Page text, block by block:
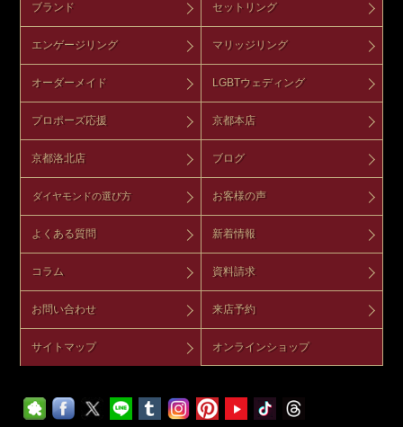
ブランド セットリング
エンゲージリング マリッジリング
オーダーメイド LGBTウェディング
プロポーズ応援 京都本店
京都洛北店 ブログ
ダイヤモンドの選び方 お客様の声
よくある質問 新着情報
コラム 資料請求
お問い合わせ 来店予約
サイトマップ オンラインショップ